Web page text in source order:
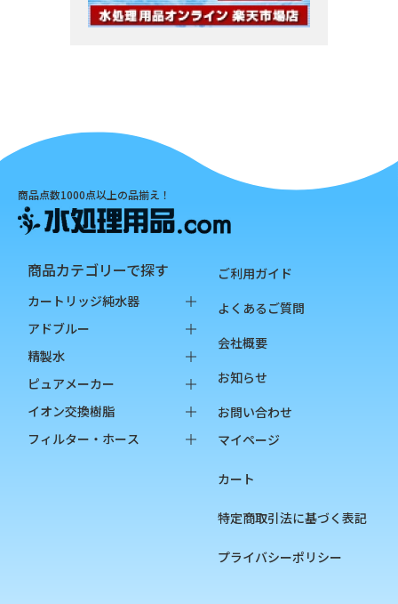
商品点数1000点以上の品揃え！
商品カテゴリーで探す
カートリッジ純水器
純水器本体
オプション品
消耗品
アドブルー
バッグインボックス
ペットボトル
精製水
バッグインボックス
ペットボトル
オプション品
ピュアメーカー
本体
カートリッジ
イオン交換樹脂
純水用イオン交換樹脂
フィルター・ホース
ご利用ガイド
よくあるご質問
会社概要
お知らせ
お問い合わせ
マイページ
カート
特定商取引法に基づく表記
プライバシーポリシー